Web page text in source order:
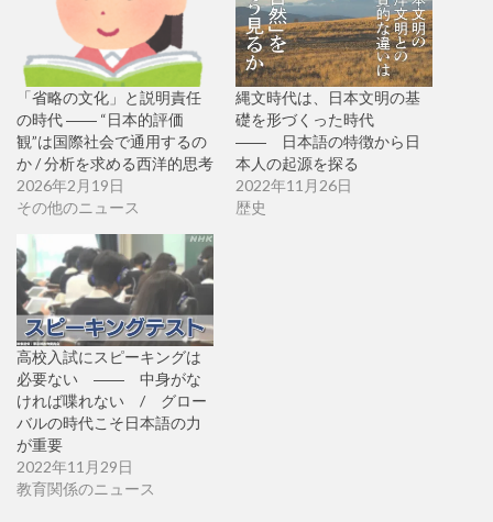
「省略の文化」と説明責任
の時代 ―― “日本的評価
観”は国際社会で通用するの
か / 分析を求める西洋的思考
2026年2月19日
その他のニュース
縄文時代は、日本文明の基
礎を形づくった時代
―― 日本語の特徴から日
本人の起源を探る
2022年11月26日
歴史
高校入試にスピーキングは
必要ない ―― 中身がな
ければ喋れない / グロー
バルの時代こそ日本語の力
が重要
2022年11月29日
教育関係のニュース